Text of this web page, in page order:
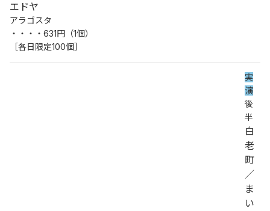
エドヤ
アラゴスタ
・・・・631円（1個）
［各日限定100個］
実
演
後
半
白
老
町
／
ま
い